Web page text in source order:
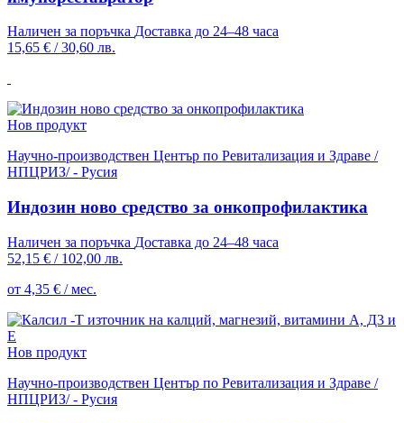
Наличен за поръчка Доставка до 24–48 часа
15,65 € / 30,60 лв.
Нов продукт
Научно-производствен Център по Ревитализация и Здраве /
НПЦРИЗ/ - Русия
Индозин ново средство за онкопрофилактика
Наличен за поръчка Доставка до 24–48 часа
52,15 € / 102,00 лв.
от 4,35 € / мес.
Нов продукт
Научно-производствен Център по Ревитализация и Здраве /
НПЦРИЗ/ - Русия